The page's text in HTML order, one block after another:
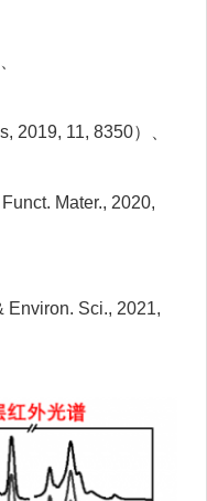
2019, 11, 8350）、
Mater., 2020,
Environ. Sci., 2021,